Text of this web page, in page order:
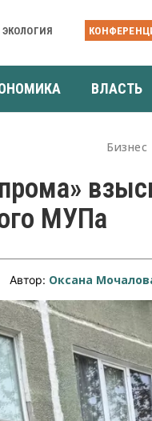
ЭКОЛОГИЯ
ВЛАСТЬ
Бизнес
МУПа
Автор: Оксана